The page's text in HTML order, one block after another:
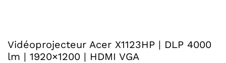
Vidéoprojecteur Acer X1123HP | DLP 4000
lm | 1920×1200 | HDMI VGA